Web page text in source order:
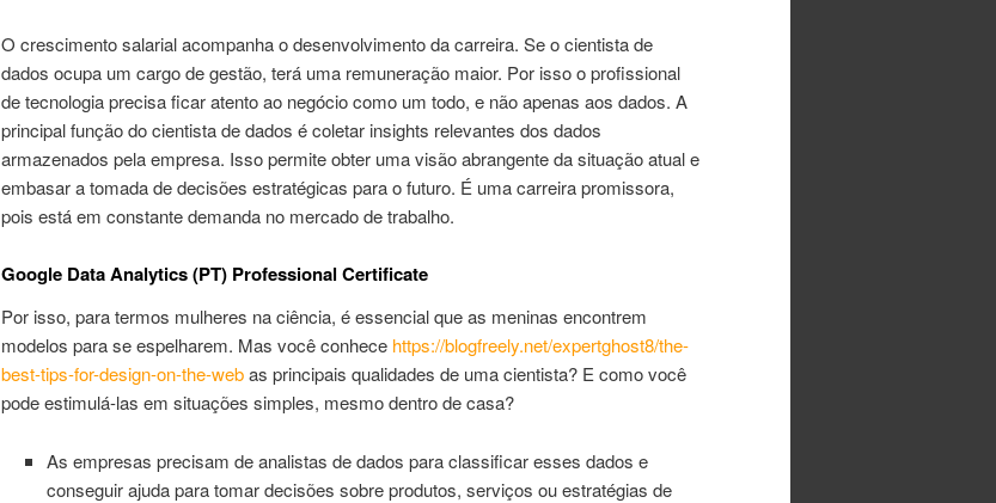
O crescimento salarial acompanha o desenvolvimento da carreira. Se o cientista de
dados ocupa um cargo de gestão, terá uma remuneração maior. Por isso o profissional
de tecnologia precisa ficar atento ao negócio como um todo, e não apenas aos dados. A
principal função do cientista de dados é coletar insights relevantes dos dados
armazenados pela empresa. Isso permite obter uma visão abrangente da situação atual e
embasar a tomada de decisões estratégicas para o futuro. É uma carreira promissora,
pois está em constante demanda no mercado de trabalho.
Google Data Analytics (PT) Professional Certificate
Por isso, para termos mulheres na ciência, é essencial que as meninas encontrem
modelos para se espelharem. Mas você conhece https://blogfreely.net/expertghost8/the-
best-tips-for-design-on-the-webas principais qualidades de uma cientista? E como você
pode estimulá-las em situações simples, mesmo dentro de casa?
As empresas precisam de analistas de dados para classificar esses dados e
conseguir ajuda para tomar decisões sobre produtos, serviços ou estratégias de